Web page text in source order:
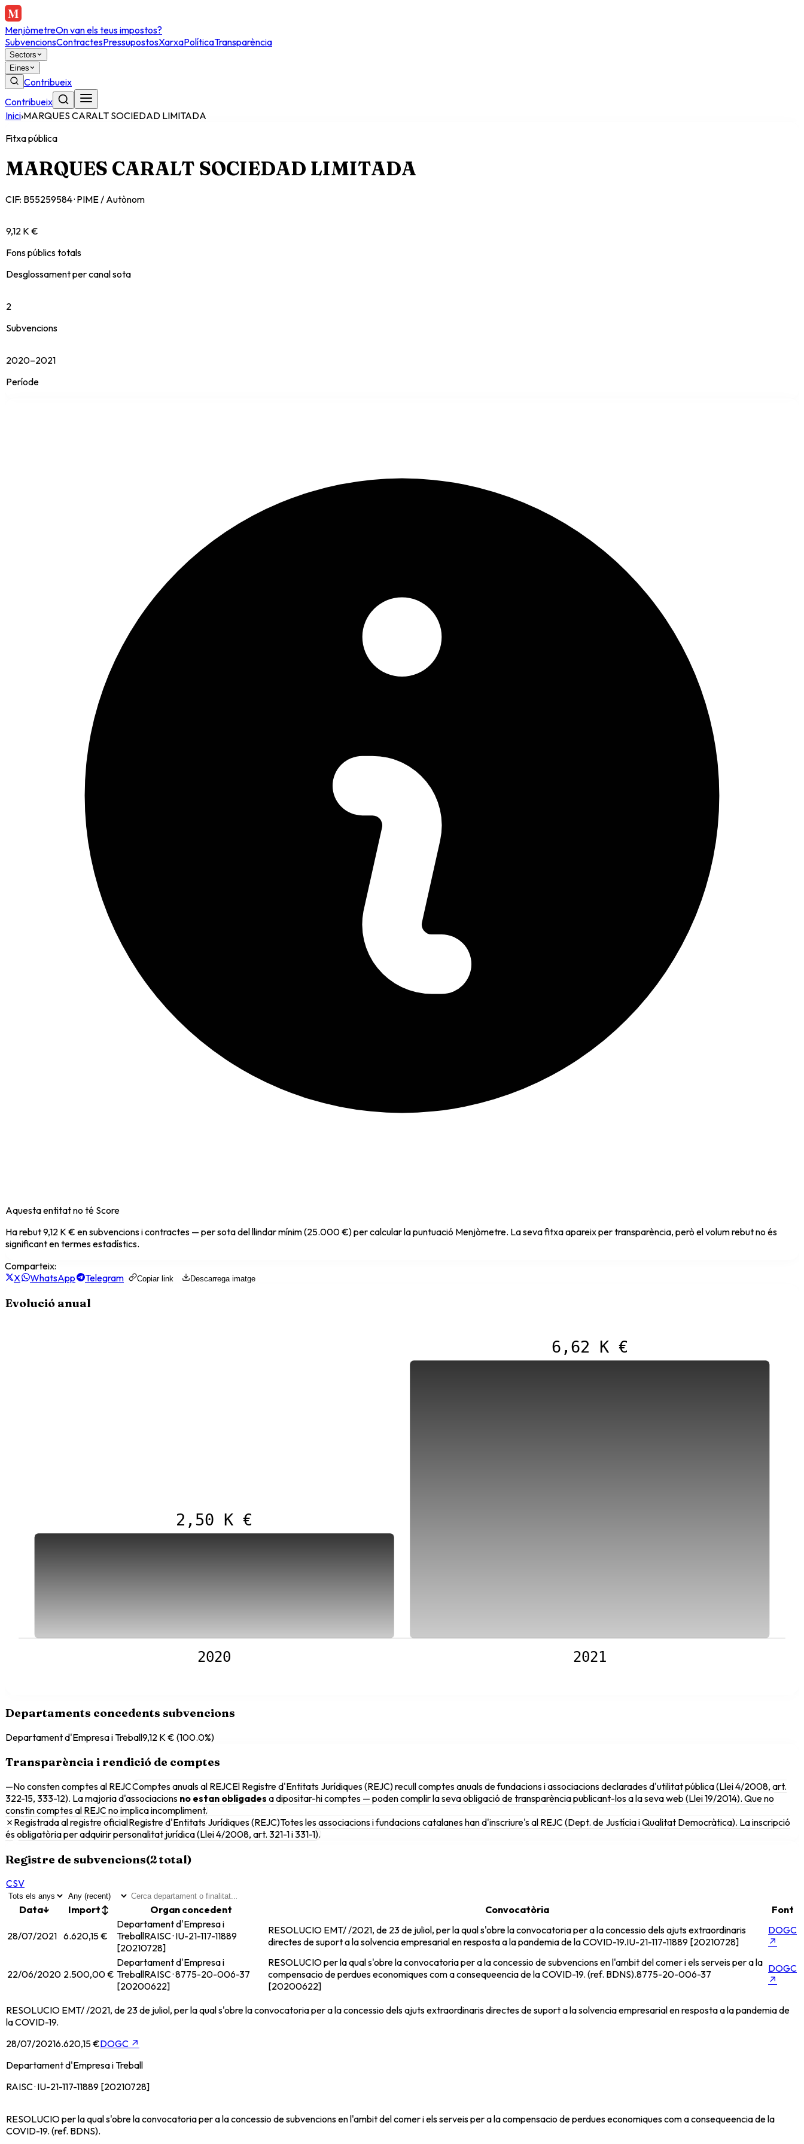
MenjòmetreOn van els teus impostos?
SubvencionsContractesPressupostosXarxaPolíticaTransparència
Sectors
Eines
Contribueix
Contribueix
Inici›MARQUES CARALT SOCIEDAD LIMITADA
Fitxa pública
MARQUES CARALT SOCIEDAD LIMITADA
CIF: B55259584· PIME / Autònom
9,12 K €
Fons públics totals
Desglossament per canal sota
2
Subvencions
2020–2021
Període
Aquesta entitat no té Score
Ha rebut9,12 K € en subvencions i contractes — per sota del llindar mínim (25.000 €) per calcular la puntuació Menjòmetre. La seva fitxa apareix per transparència, però el volum rebut no és
significant en termes estadístics.
Comparteix:
X
WhatsApp Telegram Copiar link Descarrega imatge
Evolució anual
2,50 K €
2020
6,62 K €
2021
Departaments concedents subvencions
Departament d'Empresa i Treball9,12 K € (100.0%)
Transparència i rendició de comptes
—No consten comptes al REJCComptes anuals al REJCEl Registre d'Entitats Jurídiques (REJC) recull comptes anuals de fundacions i associacions declarades d'utilitat pública (Llei 4/2008, art.
322-15, 333-12). La majoria d'associacions no estan obligades a dipositar-hi comptes — poden complir la seva obligació de transparència publicant-los a la seva web (Llei 19/2014). Que no
constin comptes al REJC no implica incompliment.
✗ Registrada al registre oficialRegistre d'Entitats Jurídiques (REJC)Totes les associacions i fundacions catalanes han d'inscriure's al REJC (Dept. de Justícia i Qualitat Democràtica). La inscripció
és obligatòria per adquirir personalitat jurídica (Llei 4/2008, art. 321-1 i 331-1).
Registre de subvencions(2total)
CSV
Data↓ Import↕ Organ concedent Convocatòria Font
28/07/2021 6.620,15 €
Departament d'Empresa i
TreballRAISC · IU-21-117-11889
[20210728]
RESOLUCIO EMT/ /2021, de 23 de juliol, per la qual s'obre la convocatoria per a la concessio dels ajuts extraordinaris
directes de suport a la solvencia empresarial en resposta a la pandemia de la COVID-19.IU-21-117-11889 [20210728]
DOGC
↗
22/06/2020 2.500,00 €
Departament d'Empresa i
TreballRAISC · 8775-20-006-37
[20200622]
RESOLUCIO per la qual s'obre la convocatoria per a la concessio de subvencions en l'ambit del comer i els serveis per a la
compensacio de perdues economiques com a consequeencia de la COVID-19. (ref. BDNS).8775-20-006-37
[20200622]
DOGC
↗
RESOLUCIO EMT/ /2021, de 23 de juliol, per la qual s'obre la convocatoria per a la concessio dels ajuts extraordinaris directes de suport a la solvencia empresarial en resposta a la pandemia de
la COVID-19.
28/07/20216.620,15 €DOGC ↗
Departament d'Empresa i Treball
RAISC · IU-21-117-11889 [20210728]
RESOLUCIO per la qual s'obre la convocatoria per a la concessio de subvencions en l'ambit del comer i els serveis per a la compensacio de perdues economiques com a consequeencia de la
COVID-19. (ref. BDNS).